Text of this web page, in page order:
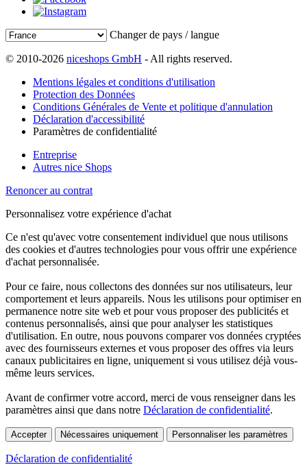
Changer de pays / langue
© 2010-2026 niceshops GmbH - All rights reserved.
Mentions légales et conditions d'utilisation
Protection des Données
Conditions Générales de Vente et politique d'annulation
Déclaration d'accessibilité
Paramètres de confidentialité
Entreprise
Autres nice Shops
Renoncer au contrat
Personnalisez votre expérience d'achat
Ce n'est qu'avec votre consentement individuel que nous utilisons
des cookies et d'autres technologies pour vous offrir une expérience
d'achat personnalisée.
Pour ce faire, nous collectons des données sur nos utilisateurs, leur
comportement et leurs appareils. Nous les utilisons pour optimiser en
permanence notre site web et pour vous proposer des publicités et
contenus personnalisés, ainsi que pour analyser les statistiques
d'utilisation. En outre, nous pouvons comparer vos données cryptées
avec des fournisseurs externes et vous proposer des offres via leurs
canaux publicitaires en ligne, uniquement si vous utilisez déjà vous-
même leurs services.
Avant de confirmer votre accord, merci de vous renseigner dans les
paramètres ainsi que dans notre Déclaration de confidentialité.
Accepter Nécessaires uniquement Personnaliser les paramètres
Déclaration de confidentialité